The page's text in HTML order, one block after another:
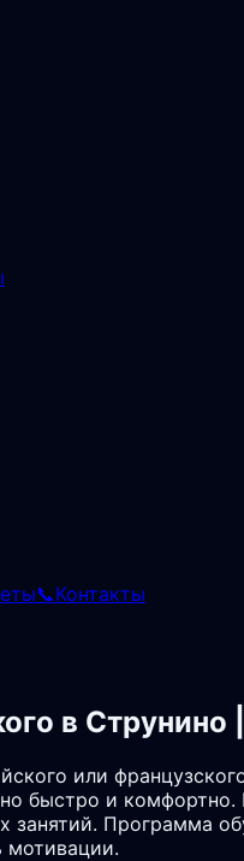
📞Контакты
в
или
быстро и
Программа
мотивации.